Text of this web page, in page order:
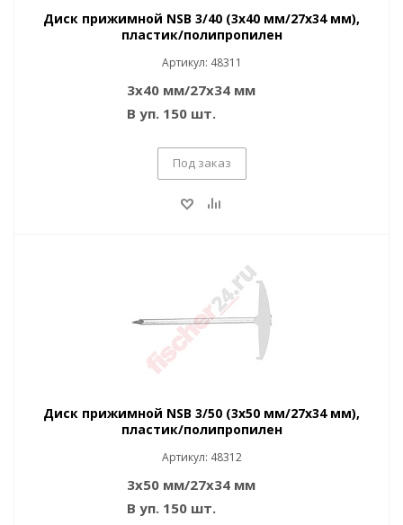
Диск прижимной NSB 3/40 (3x40 мм/27x34 мм),
пластик/полипропилен
Артикул: 48311
3x40 мм/27x34 мм
В уп. 150 шт.
Под заказ
Диск прижимной NSB 3/50 (3x50 мм/27x34 мм),
пластик/полипропилен
Артикул: 48312
3x50 мм/27x34 мм
В уп. 150 шт.